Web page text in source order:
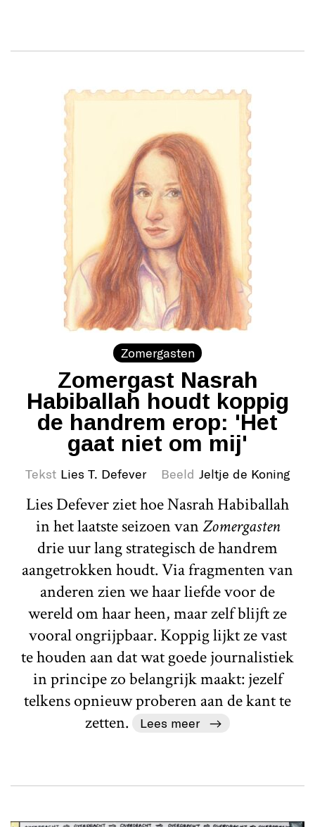
Zomergasten
Zomergast Nasrah
Habiballah houdt koppig
de handrem erop: 'Het
gaat niet om mij'
Tekst Lies T. Defever Beeld Jeltje de Koning
Lies Defever ziet hoe Nasrah Habiballah
in het laatste seizoen vanZomergasten
drie uur lang strategisch de handrem
aangetrokken houdt. Via fragmenten van
anderen zien we haar liefde voor de
wereld om haar heen, maar zelf blijft ze
vooral ongrijpbaar. Koppig lijkt ze vast
te houden aan dat wat goede journalistiek
in principe zo belangrijk maakt: jezelf
telkens opnieuw proberen aan de kant te
zetten.
Lees meer